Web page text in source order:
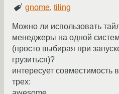
gnome,tiling
Можно ли использовать
менеджеры на одной
(просто выбирая при
грузиться)?
интересует совместимость
трех: